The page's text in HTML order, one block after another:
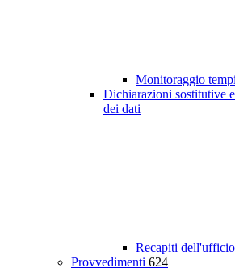
Monitoraggio
Dichiarazioni sostitutive
dei dati
Recapiti
Provvedimenti 624